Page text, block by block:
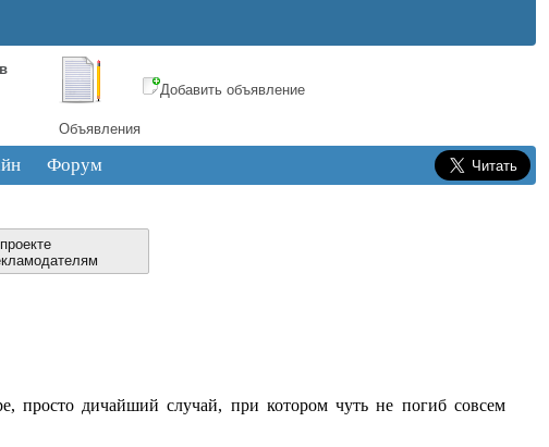
Объявления
Добавить объявление
Форум
просто дичайший случай, при котором чуть не погиб совсем